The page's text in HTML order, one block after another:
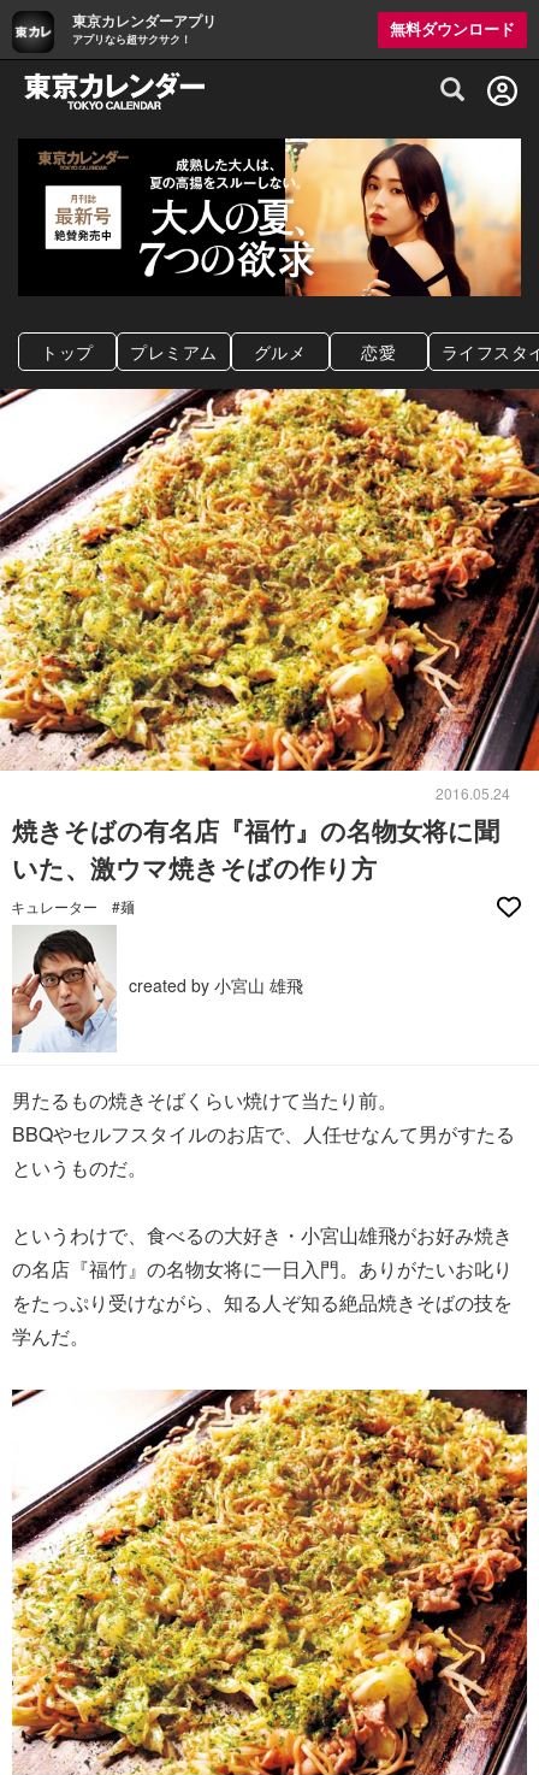
東京カレンダーアプリ
アプリなら超サクサク！
無料ダウンロード
グルメ情報・プレミアムレストラン予約
トップ プレミアム グルメ 恋愛 ライフスタ
2016.05.24
焼きそばの有名店『福竹』の名物女将に聞
いた、激ウマ焼きそばの作り方
キュレーター #麺
created by 小宮山 雄飛
男たるもの焼きそばくらい焼けて当たり前。
BBQやセルフスタイルのお店で、人任せなんて男がすたる
というものだ。
というわけで、食べるの大好き・小宮山雄飛がお好み焼き
の名店『福竹』の名物女将に一日入門。ありがたいお叱り
をたっぷり受けながら、知る人ぞ知る絶品焼きそばの技を
学んだ。